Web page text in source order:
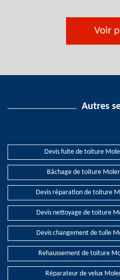
Voir
Autres
Devis fuite de toiture
Bâchage de toiture
Devis réparation de toiture
Devis nettoyage de toiture
Devis changement de tuile
Rehaussement de toiture
Réparateur de velux